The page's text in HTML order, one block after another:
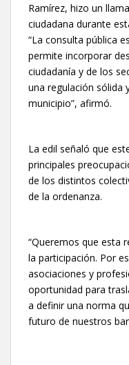
Ramírez, hizo un
ciudadana durante
“La consulta pública
permite incorporar
ciudadanía y de los
una regulación sólida
municipio”, afirmó.
La edil señaló que
principales
de los distintos
de la ordenanza.
“Queremos que esta
la participación. Por
asociaciones y
oportunidad para
a definir una norma
futuro de nuestros